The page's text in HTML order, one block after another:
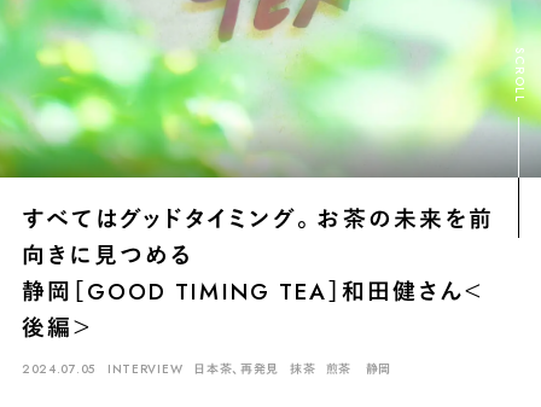
PAUSE & INSPIRE ファーストプレイスで、お茶を COLUMN
COLOURS BY CHAGOCORO
お茶でさがす
ブレンドティー 釜炒り茶 台湾茶 抹茶
ハーブティー 白葉茶 玉露 茎茶 碾茶 中国茶 粉茶
白茶
すべてはグッドタイミング。お茶の未来を前
向きに見つめる
静岡［GOOD TIMING TEA］和田健さん＜
後編＞
2024.07.05 INTERVIEW 日本茶、再発見 抹茶 煎茶 静岡
SCROLL